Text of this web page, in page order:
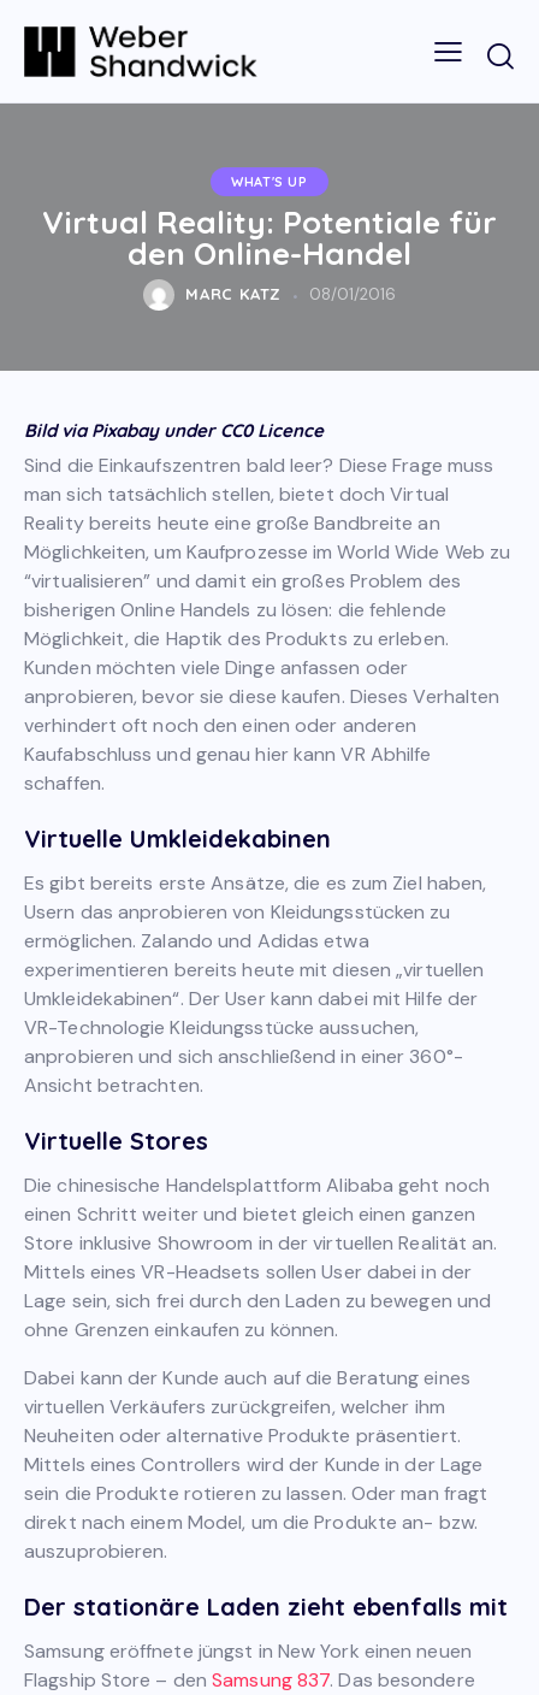
WHAT'S UP
Virtual Reality: Potentiale für
den Online-Handel
MARC KATZ 08/01/2016
Bild via Pixabay under CC0 Licence
Sind die Einkaufszentren bald leer? Diese Frage muss
man sich tatsächlich stellen, bietet doch Virtual
Reality bereits heute eine große Bandbreite an
Möglichkeiten, um Kaufprozesse im World Wide Web zu
“virtualisieren” und damit ein großes Problem des
bisherigen Online Handels zu lösen: die fehlende
Möglichkeit, die Haptik des Produkts zu erleben.
Kunden möchten viele Dinge anfassen oder
anprobieren, bevor sie diese kaufen. Dieses Verhalten
verhindert oft noch den einen oder anderen
Kaufabschluss und genau hier kann VR Abhilfe
schaffen.
Virtuelle Umkleidekabinen
Es gibt bereits erste Ansätze, die es zum Ziel haben,
Usern das anprobieren von Kleidungsstücken zu
ermöglichen. Zalando und Adidas etwa
experimentieren bereits heute mit diesen „virtuellen
Umkleidekabinen“. Der User kann dabei mit Hilfe der
VR-Technologie Kleidungsstücke aussuchen,
anprobieren und sich anschließend in einer 360°-
Ansicht betrachten.
Virtuelle Stores
Die chinesische Handelsplattform Alibaba geht noch
einen Schritt weiter und bietet gleich einen ganzen
Store inklusive Showroom in der virtuellen Realität an.
Mittels eines VR-Headsets sollen User dabei in der
Lage sein, sich frei durch den Laden zu bewegen und
ohne Grenzen einkaufen zu können.
Dabei kann der Kunde auch auf die Beratung eines
virtuellen Verkäufers zurückgreifen, welcher ihm
Neuheiten oder alternative Produkte präsentiert.
Mittels eines Controllers wird der Kunde in der Lage
sein die Produkte rotieren zu lassen. Oder man fragt
direkt nach einem Model, um die Produkte an- bzw.
auszuprobieren.
Der stationäre Laden zieht ebenfalls mit
Samsung eröffnete jüngst in New York einen neuen
Flagship Store – denSamsung 837. Das besondere